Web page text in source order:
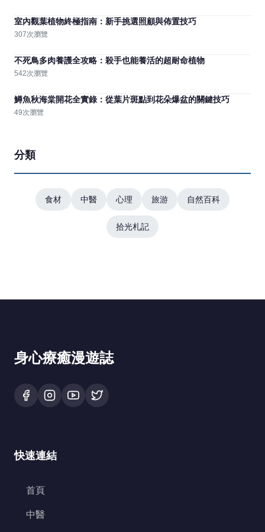
室內觀葉植物終極指南：新手挑選照顧與佈置技巧
307次瀏覽
不死鳥多肉養護全攻略：殺手也能養活的超耐命植物
542次瀏覽
鱒魚秋海棠開花全實錄：從葉片斑點到花朵爆盆的關鍵技巧
49次瀏覽
分類
食材 中醫 心理 旅游 自然百科
拾光札記
身心療癒漫遊誌
快速連結
首頁
中醫